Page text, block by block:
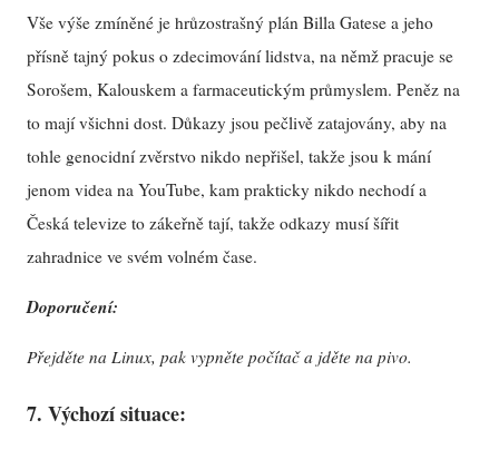
Vše výše zmíněné je hrůzostrašný plán Billa Gatese a jeho
přísně tajný pokus o zdecimování lidstva, na němž pracuje se
Sorošem, Kalouskem a farmaceutickým průmyslem. Peněz na
to mají všichni dost. Důkazy jsou pečlivě zatajovány, aby na
tohle genocidní zvěrstvo nikdo nepřišel, takže jsou k mání
jenom videa na YouTube, kam prakticky nikdo nechodí a
Česká televize to zákeřně tají, takže odkazy musí šířit
zahradnice ve svém volném čase.
Doporučení:
Přejděte na Linux, pak vypněte počítač a jděte na pivo.
7. Výchozí situace: